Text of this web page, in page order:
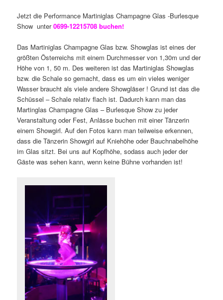
Jetzt die Performance Martiniglas Champagne Glas -Burlesque
Show unter0699-12215708 buchen!
Das Martiniglas Champagne Glas bzw. Showglas ist eines der
größten Österreichs mit einem Durchmesser von 1,30m und der
Höhe von 1, 50 m. Des weiteren ist das Martiniglas Showglas
bzw. die Schale so gemacht, dass es um ein vieles weniger
Wasser braucht als viele andere Showgläser ! Grund ist das die
Schüssel – Schale relativ flach ist. Dadurch kann man das
Martinglas Champagne Glas – Burlesque Show zu jeder
Veranstaltung oder Fest, Anlässe buchen mit einer Tänzerin
einem Showgirl. Auf den Fotos kann man teilweise erkennen,
dass die Tänzerin Showgirl auf Kniehöhe oder Bauchnabelhöhe
im Glas sitzt. Bei uns auf Kopfhöhe, sodass auch jeder der
Gäste was sehen kann, wenn keine Bühne vorhanden ist!